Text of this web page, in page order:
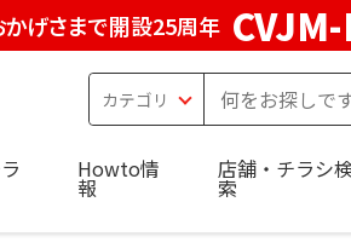
かげさまで開設25周年
Howto情
報
店舗・チラシ
索